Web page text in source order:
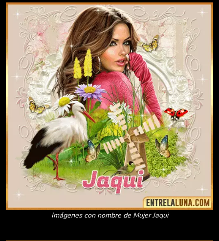
Imágenes con nombre de Mujer Jaqui